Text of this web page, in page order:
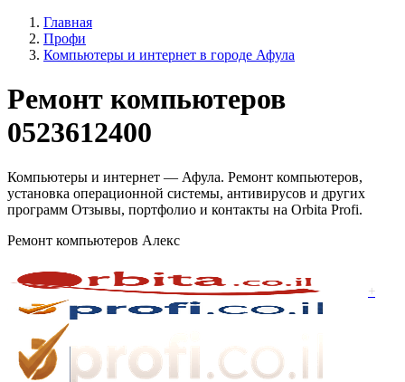
Главная
Профи
Компьютеры и интернет в городе Афула
Ремонт компьютеров
0523612400
Компьютеры и интернет — Афула. Ремонт компьютеров,
установка операционной системы, антивирусов и других
программ Отзывы, портфолио и контакты на Orbita Profi.
Ремонт компьютеров Алекс
+